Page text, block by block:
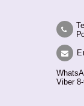
Viber